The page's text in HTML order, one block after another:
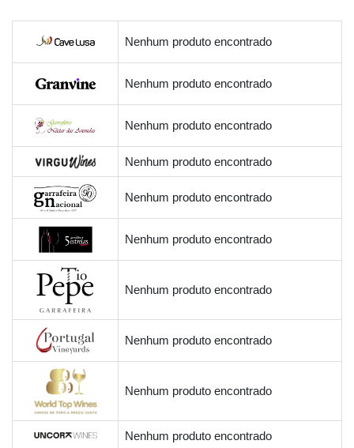
Nenhum produto encontrado
Nenhum produto encontrado
Nenhum produto encontrado
Nenhum produto encontrado
Nenhum produto encontrado
Nenhum produto encontrado
Nenhum produto encontrado
Nenhum produto encontrado
Nenhum produto encontrado
Nenhum produto encontrado